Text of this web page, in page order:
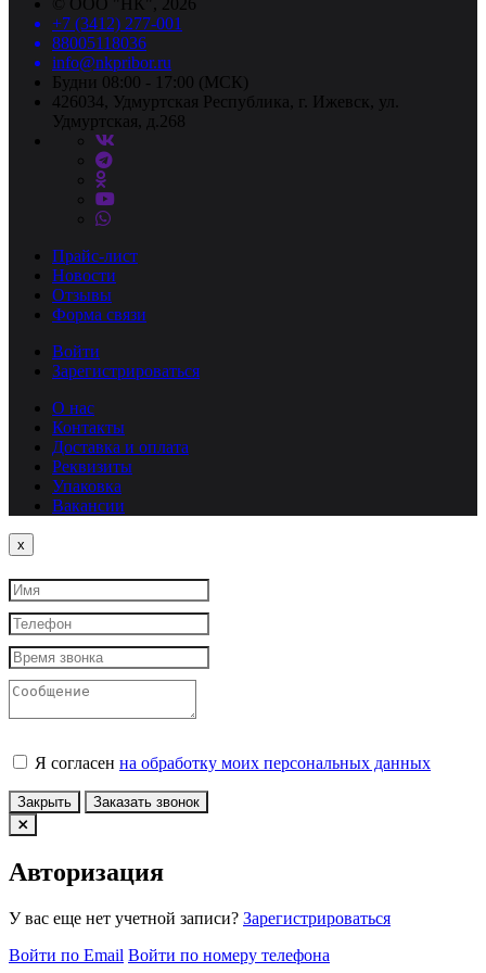
© ООО "НК" , 2026
+7 (3412) 277-001
88005118036
info@nkpribor.ru
Будни 08:00 - 17:00 (МСК)
426034, Удмуртская Республика, г. Ижевск, ул.
Удмуртская, д.268
Прайс-лист
Новости
Отзывы
Форма связи
Войти
Зарегистрироваться
О нас
Контакты
Доставка и оплата
Реквизиты
Упаковка
Вакансии
x
Я согласен на обработку моих персональных данных
Закрыть Заказать звонок
Авторизация
У вас еще нет учетной записи? Зарегистрироваться
Войти по Email Войти по номеру телефона